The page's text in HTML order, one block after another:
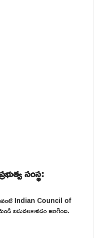
సంస్థ:
Indian Council of
విడుదలకావడం జరిగింది.